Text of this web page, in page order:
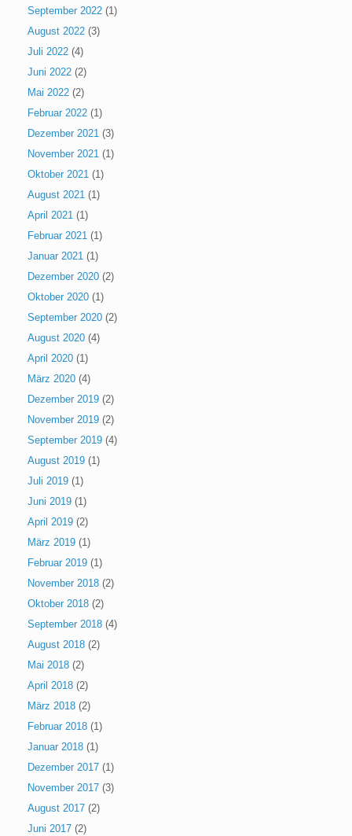
September 2022 (1)
August 2022 (3)
Juli 2022 (4)
Juni 2022 (2)
Mai 2022 (2)
Februar 2022 (1)
Dezember 2021 (3)
November 2021 (1)
Oktober 2021 (1)
August 2021 (1)
April 2021 (1)
Februar 2021 (1)
Januar 2021 (1)
Dezember 2020 (2)
Oktober 2020 (1)
September 2020 (2)
August 2020 (4)
April 2020 (1)
März 2020 (4)
Dezember 2019 (2)
November 2019 (2)
September 2019 (4)
August 2019 (1)
Juli 2019 (1)
Juni 2019 (1)
April 2019 (2)
März 2019 (1)
Februar 2019 (1)
November 2018 (2)
Oktober 2018 (2)
September 2018 (4)
August 2018 (2)
Mai 2018 (2)
April 2018 (2)
März 2018 (2)
Februar 2018 (1)
Januar 2018 (1)
Dezember 2017 (1)
November 2017 (3)
August 2017 (2)
Juni 2017 (2)